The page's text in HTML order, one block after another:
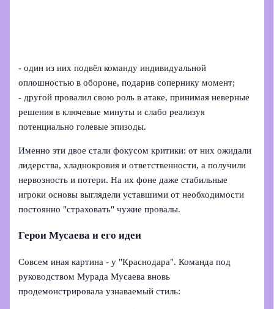
- один из них подвёл команду индивидуальной
оплошностью в обороне, подарив сопернику момент;
- другой провалил свою роль в атаке, принимая неверные
решения в ключевые минуты и слабо реализуя
потенциально голевые эпизоды.
Именно эти двое стали фокусом критики: от них ожидали
лидерства, хладнокровия и ответственности, а получили
нервозность и потери. На их фоне даже стабильные
игроки основы выглядели уставшими от необходимости
постоянно "страховать" чужие провалы.
Герои Мусаева и его идеи
Совсем иная картина - у "Краснодара". Команда под
руководством Мурада Мусаева вновь
продемонстрировала узнаваемый стиль: